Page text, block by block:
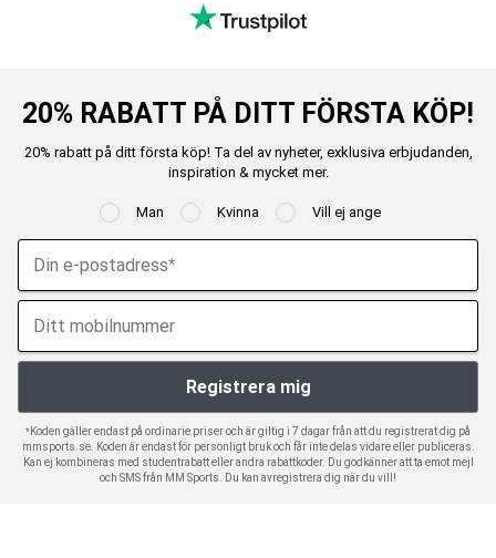
20% RABATT PÅ DITT FÖRSTA KÖP!
20% rabatt på ditt första köp! Ta del av nyheter, exklusiva erbjudanden,
inspiration & mycket mer.
Man Kvinna Vill ej ange
*Koden gäller endast på ordinarie priser och är giltig i 7 dagar från att du registrerat dig på
mmsports.se. Koden är endast för personligt bruk och får inte delas vidare eller publiceras.
Kan ej kombineras med studentrabatt eller andra rabattkoder. Du godkänner att ta emot mejl
och SMS från MM Sports. Du kan avregistrera dig när du vill!